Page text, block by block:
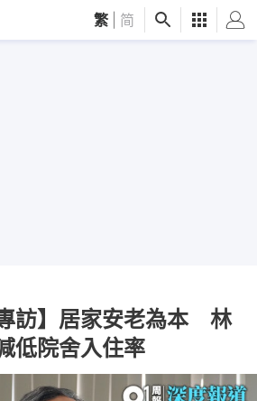
繁 简
專訪】居家安老為本 林
低院舍入住率